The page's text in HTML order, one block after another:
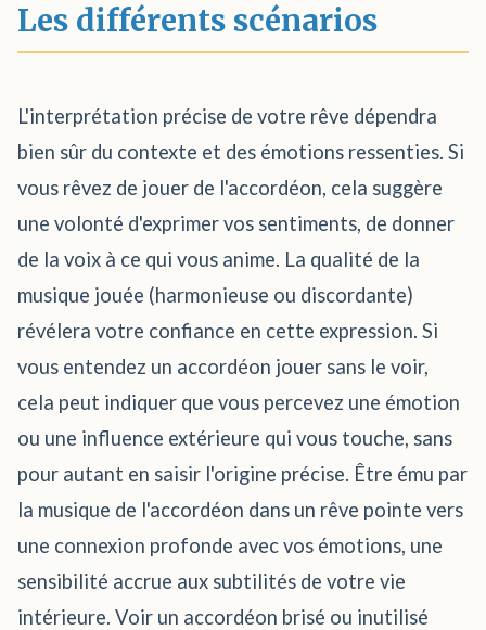
Les différents scénarios
L'interprétation précise de votre rêve dépendra
bien sûr du contexte et des émotions ressenties. Si
vous rêvez de jouer de l'accordéon, cela suggère
une volonté d'exprimer vos sentiments, de donner
de la voix à ce qui vous anime. La qualité de la
musique jouée (harmonieuse ou discordante)
révélera votre confiance en cette expression. Si
vous entendez un accordéon jouer sans le voir,
cela peut indiquer que vous percevez une émotion
ou une influence extérieure qui vous touche, sans
pour autant en saisir l'origine précise. Être ému par
la musique de l'accordéon dans un rêve pointe vers
une connexion profonde avec vos émotions, une
sensibilité accrue aux subtilités de votre vie
intérieure. Voir un accordéon brisé ou inutilisé